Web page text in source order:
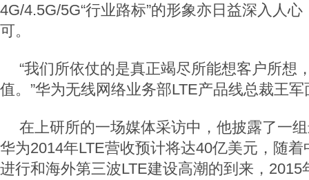
4G/4.5G/5G“行业路标”的形象亦日益深入人
可。
“我们所依仗的是真正竭尽所能想客户所想
值。”华为无线网络业务部LTE产品线总裁王
在上研所的一场媒体采访中，他披露了一
华为2014年LTE营收预计将达40亿美元，随
进行和海外第三波LTE建设高潮的到来，2015